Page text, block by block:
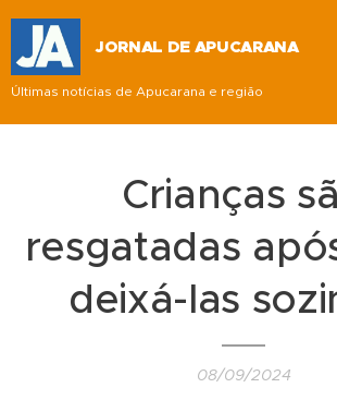
JORNAL DE APUCARANA
Últimas notícias de Apucarana e região
Crianças
resgatadas
deixá-las
08/09/2024